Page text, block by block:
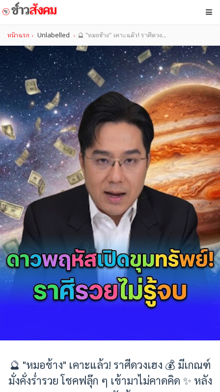
หน้าแรก Unlabelled 🔮 "หมอช้าง" เคาะแล้ว! ราศีดวง...
🔮 "หมอช้าง" เคาะแล้ว! ราศีดวงเฮง 💰 มีเกณฑ์
มั่งคั่งร่ำรวย โชคฟลุ๊ก ๆ เข้ามาไม่คาดคิด ✨ หลัง